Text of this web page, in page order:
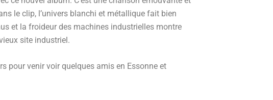
le clip, l’univers blanchi et métallique fait bien
et la froideur des machines industrielles montre
site industriel.
pour venir voir quelques amis en Essonne et